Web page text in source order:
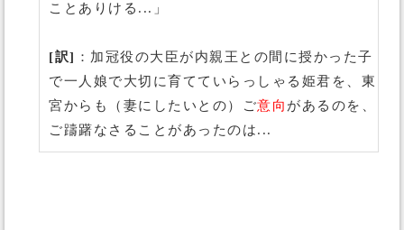
ことありける...」
[訳] ：加冠役の大臣が内親王との間に授かった子
で一人娘で大切に育てていらっしゃる姫君を、東
宮からも（妻にしたいとの）ご意向 があるのを、
ご躊躇なさることがあったのは...